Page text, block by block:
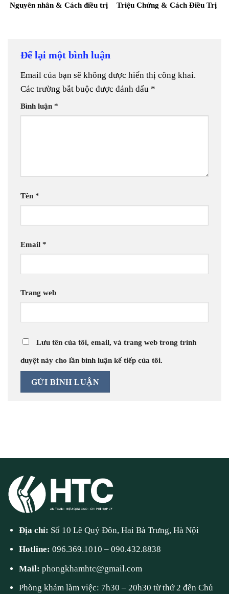
Nguyên nhân & Cách điều trị
Triệu Chứng & Cách Điều Trị
Để lại một bình luận
Email của bạn sẽ không được hiển thị công khai.
Các trường bắt buộc được đánh dấu *
Bình luận *
Tên *
Email *
Trang web
Lưu tên của tôi, email, và trang web trong trình
duyệt này cho lần bình luận kế tiếp của tôi.
Địa chỉ: Số 10 Lê Quý Đôn, Hai Bà Trưng, Hà Nội
Hotline:096.369.1010 –090.432.8838
Mail:phongkhamhtc@gmail.com
Phòng khám làm việc: 7h30 – 20h30 từ thứ 2 đến Chủ